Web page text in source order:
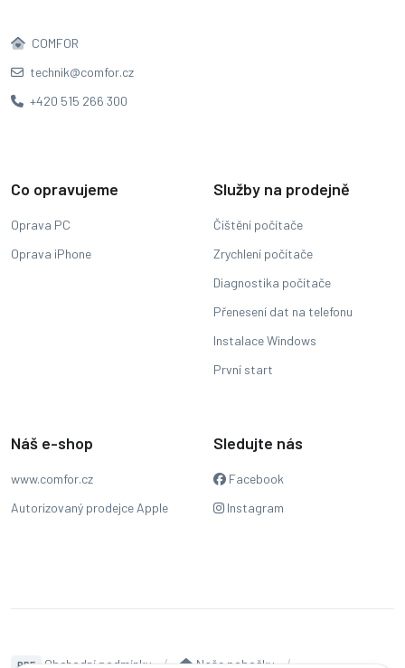
COMFOR
technik@comfor.cz
+420 515 266 300
Co opravujeme
Oprava PC
Oprava iPhone
Služby na prodejně
Čištění počítače
Zrychlení počítače
Diagnostika počítače
Přenesení dat na telefonu
Instalace Windows
První start
Náš e-shop
www.comfor.cz
Autorizovaný prodejce Apple
Sledujte nás
Facebook
Instagram
PDF Obchodní podmínky Naše pobočky